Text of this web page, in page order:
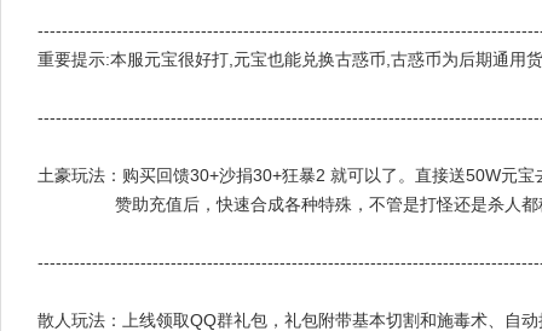
重要提示:本服元宝很好打,元宝也能兑换古惑币,古惑币为后期通用
土豪玩法：购买回馈30+沙捐30+狂暴2 就可以了。直接送50W元
赞助充值后，快速合成各种特殊，不管是打怪还是杀人都稳
散人玩法：上线领取QQ群礼包，礼包附带基本切割和施毒术、自